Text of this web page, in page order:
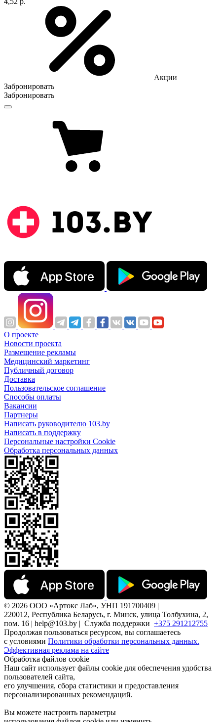
Акции
Забронировать
Забронировать
О проекте
Новости проекта
Размещение рекламы
Медицинский маркетинг
Публичный договор
Доставка
Пользовательское соглашение
Способы оплаты
Вакансии
Партнеры
Написать руководителю 103.by
Написать в поддержку
Персональные настройки Cookie
Обработка персональных данных
© 2026 ООО «Артокс Лаб», УНП 191700409 |
220012, Республика Беларусь, г. Минск, улица Толбухина, 2,
пом. 16 | help@103.by | Служба поддержки +375 291212755
Продолжая пользоваться ресурсом, вы соглашаетесь
с условиями Политики обработки персональных данных.
Эффективная реклама на сайте
Обработка файлов cookie
Наш сайт использует файлы cookie для обеспечения удобства
пользователей сайта,
его улучшения, сбора статистики и предоставления
персонализированных рекомендаций.
Вы можете настроить параметры